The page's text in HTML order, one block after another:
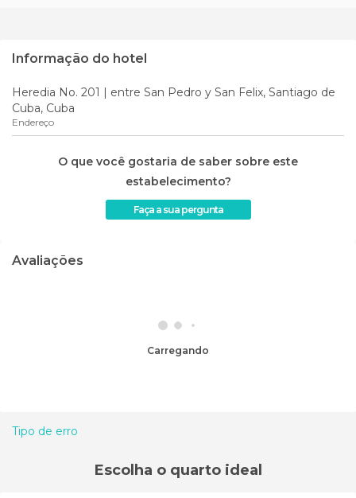
Informação do hotel
Heredia No. 201 | entre San Pedro y San Felix, Santiago de
Cuba, Cuba
Endereço
O que você gostaria de saber sobre este
estabelecimento?
Faça a sua pergunta
Avaliações
Carregando
Tipo de erro
Escolha o quarto ideal